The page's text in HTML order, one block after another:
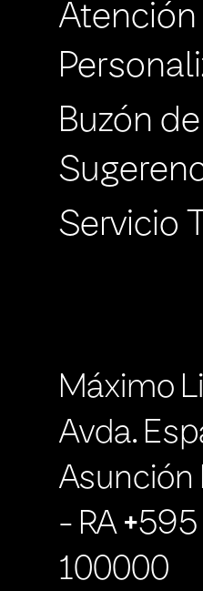
Atención
Buzón de
Servicio
Máximo
Avda.
Asunción
- RA
100000